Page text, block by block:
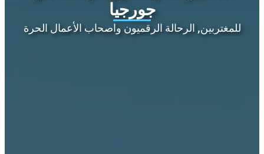
جورجيا
للمغتربين, الرحالة الرقميون واصحاب الأعمال الحرة